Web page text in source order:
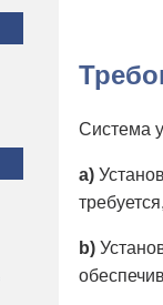
Система
a)
b)